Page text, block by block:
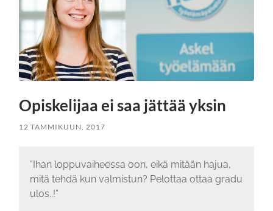
Opiskelijaa ei saa jättää yksin
12 TAMMIKUUN, 2017
”Ihan loppuvaiheessa oon, eikä mitään hajua,
mitä tehdä kun valmistun? Pelottaa ottaa gradu
ulos..!”